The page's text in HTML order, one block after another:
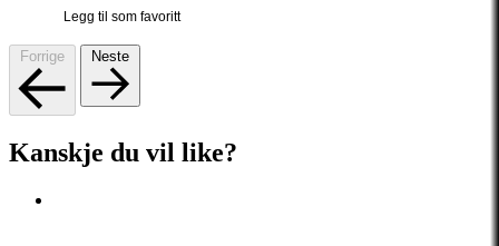
Legg til som favoritt
Forrige Neste
Kanskje du vil like?